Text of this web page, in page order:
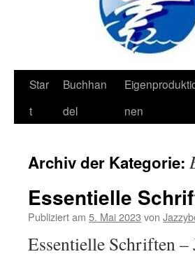
Zum
Inhalt
Star
t
Buchhan
del
nen
Archiv der Kategorie:
Essentielle
Publiziert am 5. Mai 2023 von
Essentielle Schriften –